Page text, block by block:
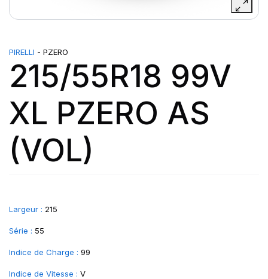
PIRELLI - PZERO
215/55R18 99V
XL PZERO AS
(VOL)
Largeur : 215
Série : 55
Indice de Charge : 99
Indice de Vitesse : V